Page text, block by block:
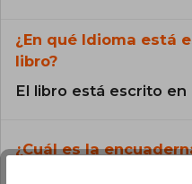
¿En qué Idioma está
libro?
El libro está escrito en
¿Cuál es la